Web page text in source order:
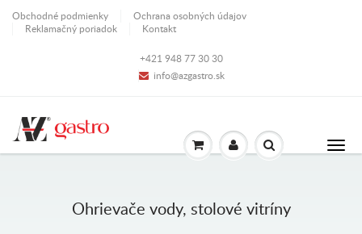
Obchodné podmienky
Ochrana osobných údajov
Reklamačný poriadok
Kontakt
+421 948 77 30 30
info@azgastro.sk
Ohrievače vody, stolové vitríny